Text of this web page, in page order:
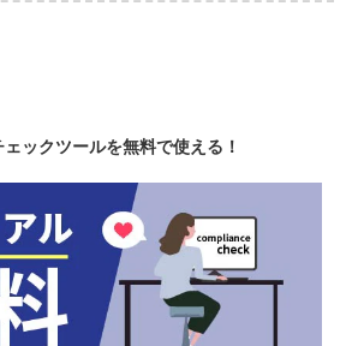
ックツールを無料で使える！